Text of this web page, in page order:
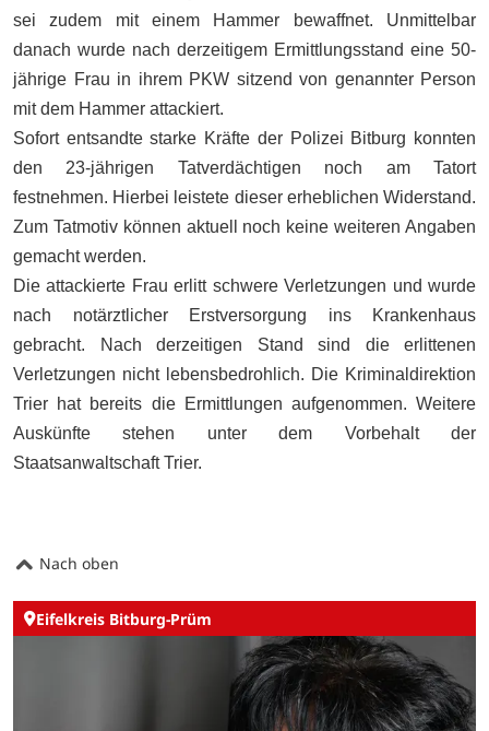
sei zudem mit einem Hammer bewaffnet. Unmittelbar
danach wurde nach derzeitigem Ermittlungsstand eine 50-
jährige Frau in ihrem PKW sitzend von genannter Person
mit dem Hammer attackiert.
Sofort entsandte starke Kräfte der Polizei Bitburg konnten
den 23-jährigen Tatverdächtigen noch am Tatort
festnehmen. Hierbei leistete dieser erheblichen Widerstand.
Zum Tatmotiv können aktuell noch keine weiteren Angaben
gemacht werden.
Die attackierte Frau erlitt schwere Verletzungen und wurde
nach notärztlicher Erstversorgung ins Krankenhaus
gebracht. Nach derzeitigen Stand sind die erlittenen
Verletzungen nicht lebensbedrohlich. Die Kriminaldirektion
Trier hat bereits die Ermittlungen aufgenommen. Weitere
Auskünfte stehen unter dem Vorbehalt der
Staatsanwaltschaft Trier.
Nach oben
Eifelkreis Bitburg-Prüm